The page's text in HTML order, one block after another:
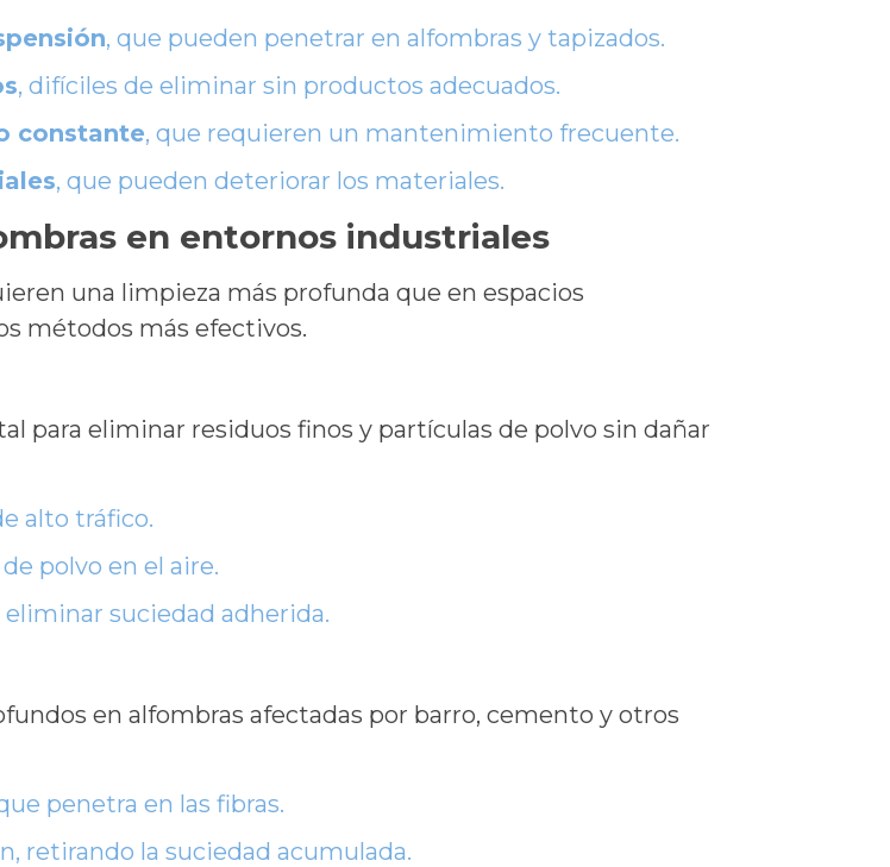
, que pueden penetrar en alfombras y tapizados.
, difíciles de eliminar sin productos adecuados.
constante, que requieren un mantenimiento frecuente.
, que pueden deteriorar los materiales.
en entornos industriales
una limpieza más profunda que en espacios
métodos más efectivos.
para eliminar residuos finos y partículas de polvo sin dañar
alto tráfico.
polvo en el aire.
suciedad adherida.
en alfombras afectadas por barro, cemento y otros
penetra en las fibras.
retirando la suciedad acumulada.